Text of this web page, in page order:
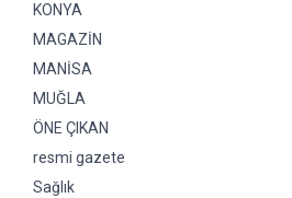
KONYA
MAGAZİN
MANİSA
MUĞLA
ÖNE ÇIKAN
resmi gazete
Sağlık